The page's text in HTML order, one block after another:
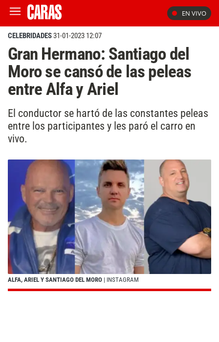
EN VIVO
CELEBRIDADES31-01-2023 12:07
Gran Hermano: Santiago del
Moro se cansó de las peleas
entre Alfa y Ariel
El conductor se hartó de las constantes peleas
entre los participantes y les paró el carro en
vivo.
ALFA, ARIEL Y SANTIAGO DEL MORO | INSTAGRAM